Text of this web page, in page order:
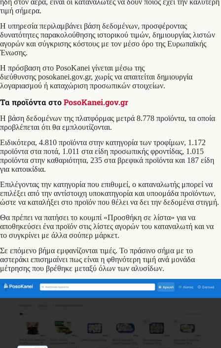
ήδη στον αέρα, είναι οι καταναλωτές να δουν ποιος έχει την καλύτερη
τιμή σήμερα.
Η υπηρεσία περιλαμβάνει βάση δεδομένων, προσφέροντας
δυνατότητες παρακολούθησης ιστορικού τιμών, δημιουργίας λιστών
αγορών και σύγκρισης κόστους με τον μέσο όρο της Ευρωπαϊκής
Ένωσης.
Η πρόσβαση στο PosoKanei γίνεται μέσω της
διεύθυνσης posokanei.gov.gr, χωρίς να απαιτείται δημιουργία
λογαριασμού ή καταχώριση προσωπικών στοιχείων.
Τα προϊόντα στοPosoKanei.gov.gr
Η βάση δεδομένων της πλατφόρμας μετρά 8.778 προϊόντα, τα οποία
προβλέπεται ότι θα εμπλουτίζονται.
Ειδικότερα, 4.810 προϊόντα στην κατηγορία των τροφίμων, 1.172
προϊόντα στα ποτά, 1.011 στα είδη προσωπικής φροντίδας, 1.015
προϊόντα στην καθαριότητα, 235 στα βρεφικά προϊόντα και 187 είδη
για κατοικίδια.
Επιλέγοντας την κατηγορία που επιθυμεί, ο καταναλωτής μπορεί να
επιλέξει από την αντίστοιχη υποκατηγορία και υποομάδα προϊόντων,
ώστε να καταλήξει στο προϊόν που θέλει να δει την δεδομένα στιγμή.
Θα πρέπει να πατήσει το κουμπί «Προσθήκη σε λίστα» για να
αποθηκεύσει ένα προϊόν στις λίστες αγορών του καταναλωτή και να
το συγκρίνει με άλλα σούπερ μάρκετ.
Σε επόμενο βήμα εμφανίζονται τιμές. Το πράσινο σήμα με το
αστεράκι επισημαίνει πως είναι η φθηνότερη τιμή ανά μονάδα
μέτρησης που βρέθηκε μεταξύ όλων των αλυσίδων.